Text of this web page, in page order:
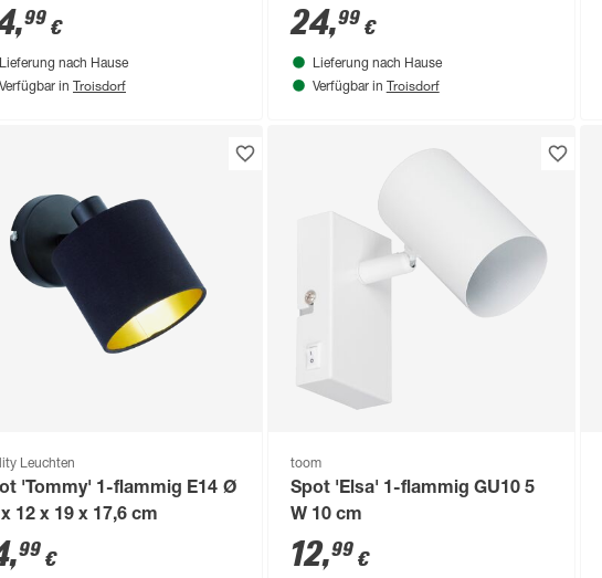
,99 €
Lieferung nach Hause
Verfügbar in Troisdorf
Ø 15 x 16,8 cm
24,99€
Lieferung nach Hause
Verfügbar in Troisdorf
Leuchten
'Tommy' 1-flammig E14 Ø
12 x 19 x 17,6 cm
,99 €
toom
Spot 'Elsa' 1-flammig GU10 5
W 10 cm
12,99€